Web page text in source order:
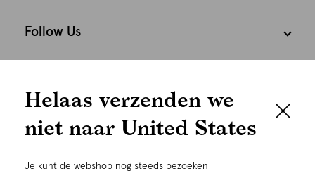
graag persoonlijk
gebruiken wij cookies en daarmee vergelijkbare
Follow Us
Nederland Nederlands
Helaas verzenden we
niet naar United States
Je kunt de webshop nog steeds bezoeken